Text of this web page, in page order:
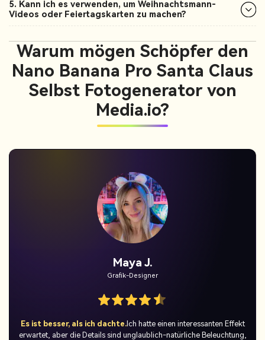
5. Kann ich es verwenden, um Weihnachtsmann-
Videos oder Feiertagskarten zu machen?
Warum mögen Schöpfer den
Nano Banana Pro Santa Claus
Selbst Fotogenerator von
Media.io?
Jordan Pass.
Temporäre Benutzer
Die perfekte TikTok-Überraschung.Ich bin in den
Weihnachtsmann-Trend eingeschlossen und habe meine KI-